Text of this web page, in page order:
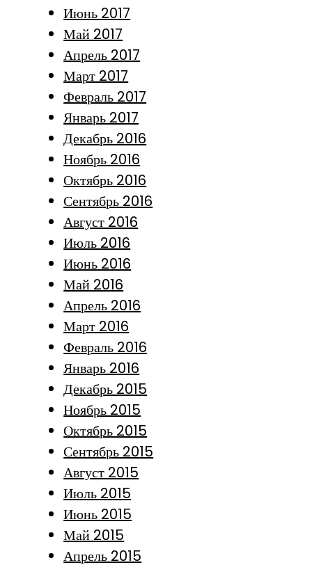
Июнь 2017
Май 2017
Апрель 2017
Март 2017
Февраль 2017
Январь 2017
Декабрь 2016
Ноябрь 2016
Октябрь 2016
Сентябрь 2016
Август 2016
Июль 2016
Июнь 2016
Май 2016
Апрель 2016
Март 2016
Февраль 2016
Январь 2016
Декабрь 2015
Ноябрь 2015
Октябрь 2015
Сентябрь 2015
Август 2015
Июль 2015
Июнь 2015
Май 2015
Апрель 2015